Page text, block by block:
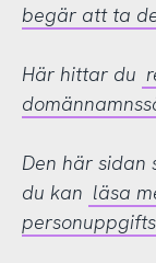
begär att ta
Här hittar du
Den här sidan
du kan läsa